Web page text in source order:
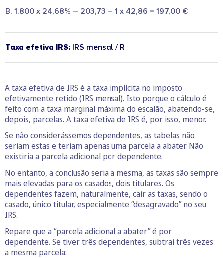
B. 1.800 x 24,68% – 203,73 – 1 x 42,86 = 197,00 €
Taxa efetiva IRS: IRS mensal / R
A taxa efetiva de IRS é a taxa implícita no imposto
efetivamente retido (IRS mensal). Isto porque o cálculo é
feito com a taxa marginal máxima do escalão, abatendo-se,
depois, parcelas. A taxa efetiva de IRS é, por isso, menor.
Se não considerássemos dependentes, as tabelas não
seriam estas e teriam apenas uma parcela a abater. Não
existiria a parcela adicional por dependente.
No entanto, a conclusão seria a mesma, as taxas são sempre
mais elevadas para os casados, dois titulares. Os
dependentes fazem, naturalmente, cair as taxas, sendo o
casado, único titular, especialmente “desagravado” no seu
IRS.
Repare que a “parcela adicional a abater” é por
dependente. Se tiver três dependentes, subtrai três vezes
a mesma parcela: